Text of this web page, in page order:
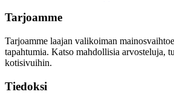
Tarjoamme
Tarjoamme laajan valikoiman
tapahtumia. Katso mahdollisia arvosteluja,
kotisivuihin.
Tiedoksi